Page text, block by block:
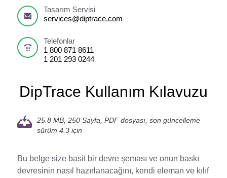
Tasarım Servisi
services@diptrace.com
Telefonlar
1 800 871 8611
1 201 293 0244
DipTrace Kullanım Kılavuzu
25.8 MB, 250 Sayfa, PDF dosyası, son güncelleme
sürüm 4.3 için
Bu belge size basit bir devre şeması ve onun baskı
devresinin nasıl hazırlanacağını, kendi eleman ve kılıf